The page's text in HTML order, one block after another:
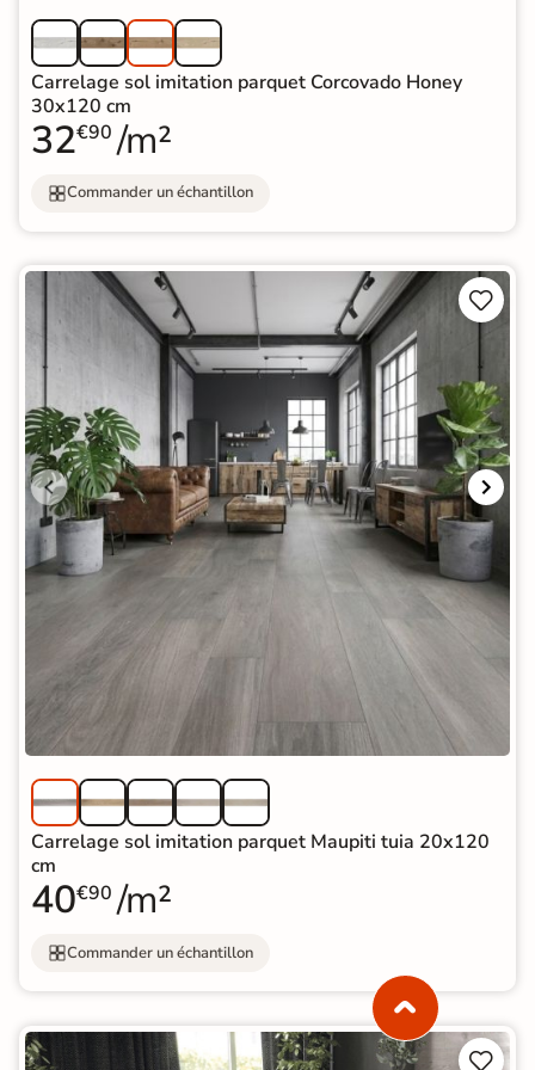
Carrelage sol imitation parquet Corcovado Honey
30x120 cm
32€90 /m²
Commander un échantillon


Carrelage sol imitation parquet Maupiti tuia 20x120
cm
40€90 /m²
Commander un échantillon

